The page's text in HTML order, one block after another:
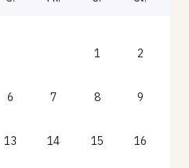
1 2
6 7 8 9
13 14 15 16